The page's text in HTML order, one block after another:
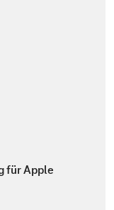
für Apple